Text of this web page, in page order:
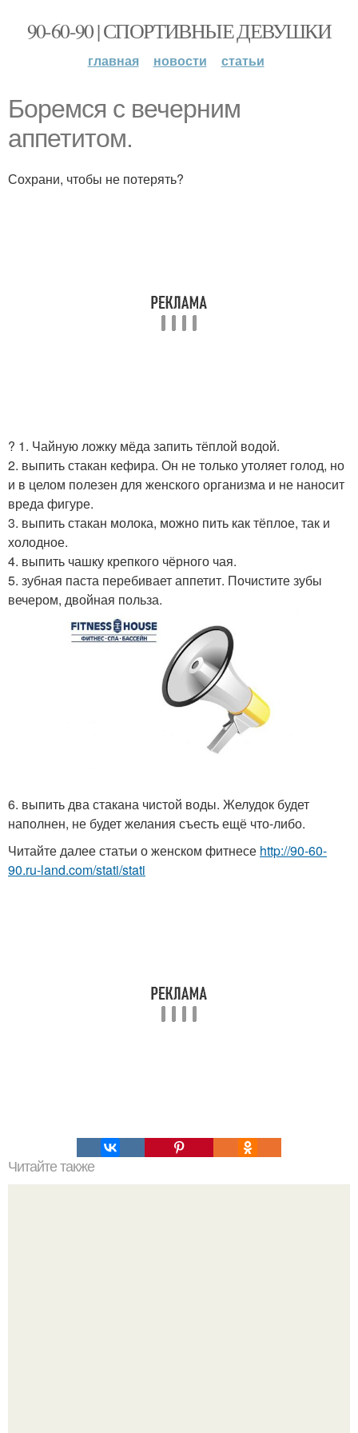
90-60-90 | СПОРТИВНЫЕ ДЕВУШКИ
главная новости статьи
Боремся с вечерним
аппетитом.
Сохрани, чтобы не потерять?
? 1. Чайную ложку мёда запить тёплой водой.
2. выпить стакан кефира. Он не только утоляет голод, но
и в целом полезен для женского организма и не наносит
вреда фигуре.
3. выпить стакан молока, можно пить как тёплое, так и
холодное.
4. выпить чашку крепкого чёрного чая.
5. зубная паста перебивает аппетит. Почистите зубы
вечером, двойная польза.
6. выпить два стакана чистой воды. Желудок будет
наполнен, не будет желания съесть ещё что-либо.
Читайте далее статьи о женском фитнесе http://90-60-
90.ru-land.com/stati/stati
Читайте также